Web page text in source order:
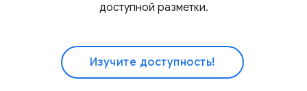
доступной разметки.
Изучите доступность!